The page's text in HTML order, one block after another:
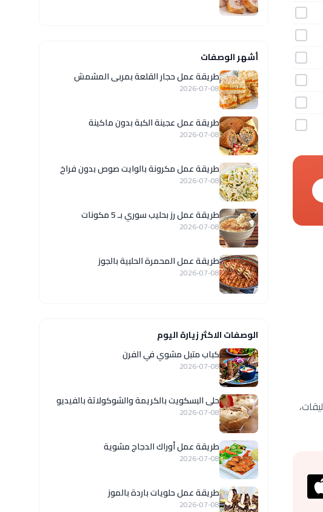
أشهر الوصفات
طريقة عمل حجار القلعة بمربى المشمش
2026-07-08
طريقة عمل عجينة الكبة بدون ماكينة
2026-07-08
طريقة عمل مكرونة بالوايت صوص بدون فراخ
2026-07-08
طريقة عمل رز بحليب سوري بـ 5 مكونات
2026-07-08
طريقة عمل المحمرة الحلبية بالجوز
2026-07-08
الوصفات الاكثر زيارة اليوم
كباب متبل مشوي في الفرن
2026-07-08
حلى البسكويت بالكريمة والشوكولاتة بالفيديو
2026-07-08
طريقة عمل أوراك الدجاج مشوية
2026-07-08
طريقة عمل حلويات باردة بالموز
2026-07-08